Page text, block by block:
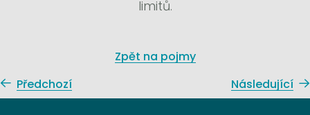
limitů.
Zpět na pojmy
Předchozí
Následující